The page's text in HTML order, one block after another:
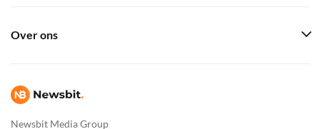
Newsbit Media Group
Over ons